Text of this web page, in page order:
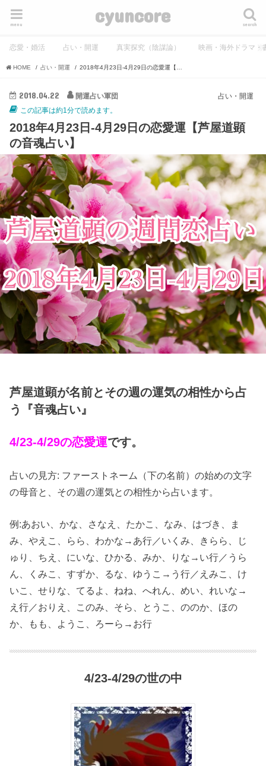
cyuncore search
menu
恋愛・婚活 占い・開運 真実探究（陰謀論） 映画・海外ドラマ・
HOME 占い・開運
占い・開運
2018.04.22
開運占い軍団
この記事は約1分で読めます。
2018年4月23日-4月29日の恋愛運【芦屋道顕
の音魂占い】
芦屋道顕が名前とその週の運気の相性から占
う『音魂占い』
4/23-4/29の恋愛運です。
占いの見方: ファーストネーム（下の名前）の始めの文字
の母音と、その週の運気との相性から占います。
例:あおい、かな、さなえ、たかこ、なみ、はづき、ま
み、やえこ、らら、わかな→あ行／いくみ、きらら、じ
ゅり、ちえ、にいな、ひかる、みか、りな→い行／うら
ん、くみこ、すずか、るな、ゆうこ→う行／えみこ、け
いこ、せりな、てるよ、ねね、へれん、めい、れいな→
え行／おりえ、このみ、そら、とうこ、ののか、ほの
か、もも、ようこ、ろーら→お行
4/23-4/29の世の中